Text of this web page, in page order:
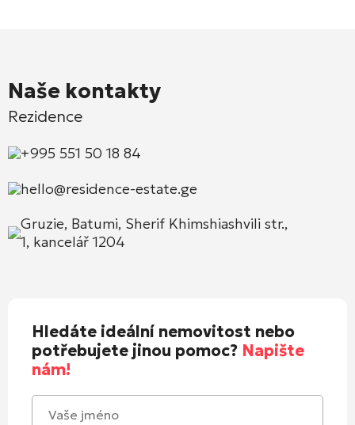
Naše kontakty
Rezidence
+995 551 50 18 84
hello@residence-estate.ge
Gruzie, Batumi, Sherif Khimshiashvili str.,
1, kancelář 1204
Hledáte ideální nemovitost nebo
potřebujete jinou pomoc? Napište
nám!